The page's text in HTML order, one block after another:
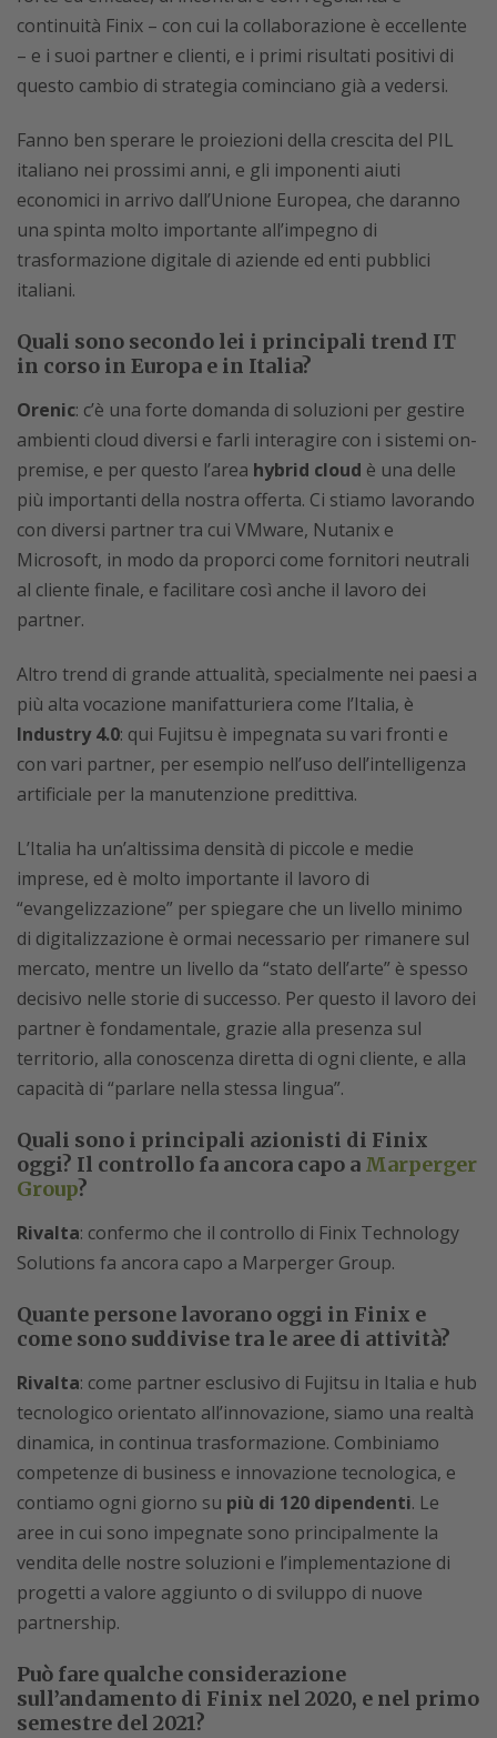
continuità Finix – con cui la collaborazione è eccellente
– e i suoi partner e clienti, e i primi risultati positivi di
questo cambio di strategia cominciano già a vedersi.
Fanno ben sperare le proiezioni della crescita del PIL
italiano nei prossimi anni, e gli imponenti aiuti
economici in arrivo dall’Unione Europea, che daranno
una spinta molto importante all’impegno di
trasformazione digitale di aziende ed enti pubblici
italiani.
Quali sono secondo lei i principali trend IT
in corso in Europa e in Italia?
Orenic: c’è una forte domanda di soluzioni per gestire
ambienti cloud diversi e farli interagire con i sistemi on-
premise, e per questo l’area hybrid cloud è una delle
più importanti della nostra offerta. Ci stiamo lavorando
con diversi partner tra cui VMware, Nutanix e
Microsoft, in modo da proporci come fornitori neutrali
al cliente finale, e facilitare così anche il lavoro dei
partner.
Altro trend di grande attualità, specialmente nei paesi a
più alta vocazione manifatturiera come l’Italia, è
Industry 4.0: qui Fujitsu è impegnata su vari fronti e
con vari partner, per esempio nell’uso dell’intelligenza
artificiale per la manutenzione predittiva.
L’Italia ha un’altissima densità di piccole e medie
imprese, ed è molto importante il lavoro di
“evangelizzazione” per spiegare che un livello minimo
di digitalizzazione è ormai necessario per rimanere sul
mercato, mentre un livello da “stato dell’arte” è spesso
decisivo nelle storie di successo. Per questo il lavoro dei
partner è fondamentale, grazie alla presenza sul
territorio, alla conoscenza diretta di ogni cliente, e alla
capacità di “parlare nella stessa lingua”.
Quali sono i principali azionisti di Finix
oggi? Il controllo fa ancora capo a Marperger
Group?
Rivalta: confermo che il controllo di Finix Technology
Solutions fa ancora capo a Marperger Group.
Quante persone lavorano oggi in Finix e
come sono suddivise tra le aree di attività?
Rivalta: come partner esclusivo di Fujitsu in Italia e hub
tecnologico orientato all’innovazione, siamo una realtà
dinamica, in continua trasformazione. Combiniamo
competenze di business e innovazione tecnologica, e
contiamo ogni giorno su più di 120 dipendenti. Le
aree in cui sono impegnate sono principalmente la
vendita delle nostre soluzioni e l’implementazione di
progetti a valore aggiunto o di sviluppo di nuove
partnership.
Può fare qualche considerazione
sull’andamento di Finix nel 2020, e nel primo
semestre del 2021?